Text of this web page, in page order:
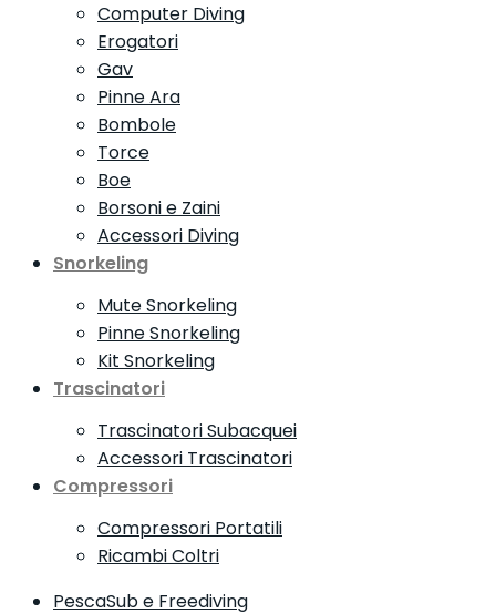
Computer Diving
Erogatori
Gav
Pinne Ara
Bombole
Torce
Boe
Borsoni e Zaini
Accessori Diving
Snorkeling
Mute Snorkeling
Pinne Snorkeling
Kit Snorkeling
Trascinatori
Trascinatori Subacquei
Accessori Trascinatori
Compressori
Compressori Portatili
Ricambi Coltri
PescaSub e Freediving